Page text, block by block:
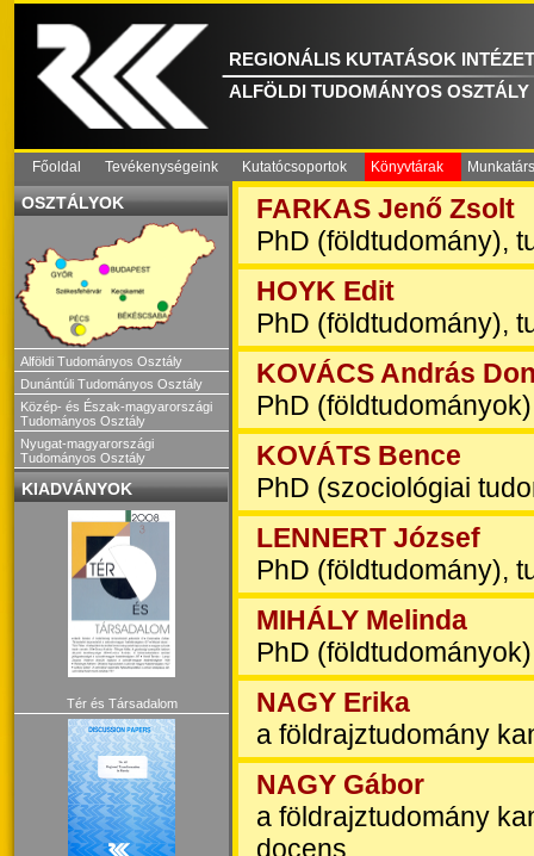
REGIONÁLIS KUTATÁSOK
ALFÖLDI TUDOMÁNYOS OSZTÁLY
Főoldal Tevékenységeink Kutatócsoportok Könyvtárak
OSZTÁLYOK
Alföldi Tudományos Osztály
Dunántúli Tudományos Osztály
Közép- és Észak-magyarországi
Tudományos Osztály
Nyugat-magyarországi
Tudományos Osztály
KIADVÁNYOK
Tér és Társadalom
FARKAS Jenő Zsolt
PhD (földtudomány),
HOYK Edit
PhD (földtudomány),
KOVÁCS András
PhD
KOVÁTS Bence
PhD (szociológiai
LENNERT József
PhD (földtudomány),
MIHÁLY Melinda
PhD
NAGY Erika
a földrajztudomány
NAGY Gábor
a földrajztudomány
docens